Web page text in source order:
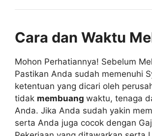
Cara dan Waktu
Mohon Perhatiannya! Sebelum
Pastikan Anda sudah memenuhi
ketentuan yang dicari oleh
tidak membuang waktu, tenaga
Anda. Jika Anda sudah yakin
serta Anda juga cocok dengan